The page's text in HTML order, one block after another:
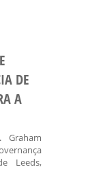
DE
A
Graham
Leeds,